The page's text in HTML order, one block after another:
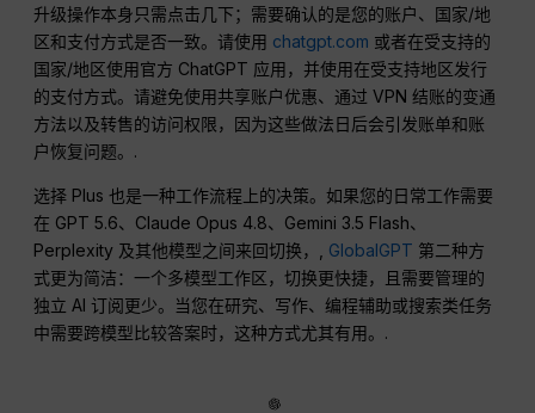
升级操作本身只需点击几下；需要确认的是您的账户、国家/地
区和支付方式是否一致。请使用 chatgpt.com 或者在受支持的
国家/地区使用官方 ChatGPT 应用，并使用在受支持地区发行
的支付方式。请避免使用共享账户优惠、通过 VPN 结账的变通
方法以及转售的访问权限，因为这些做法日后会引发账单和账
户恢复问题。.
选择 Plus 也是一种工作流程上的决策。如果您的日常工作需要
在 GPT 5.6、Claude Opus 4.8、Gemini 3.5 Flash、
Perplexity 及其他模型之间来回切换，, GlobalGPT 第二种方
式更为简洁：一个多模型工作区，切换更快捷，且需要管理的
独立 AI 订阅更少。当您在研究、写作、编程辅助或搜索类任务
中需要跨模型比较答案时，这种方式尤其有用。.